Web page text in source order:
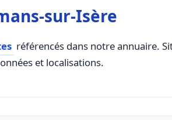
sur-Isère
référencés dans notre annuaire.
et localisations.